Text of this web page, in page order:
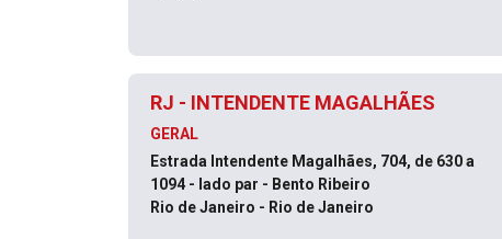
RJ - INTENDENTE MAGALHÃES
GERAL
Estrada Intendente Magalhães, 704, de 630 a
1094 - lado par - Bento Ribeiro
Rio de Janeiro - Rio de Janeiro